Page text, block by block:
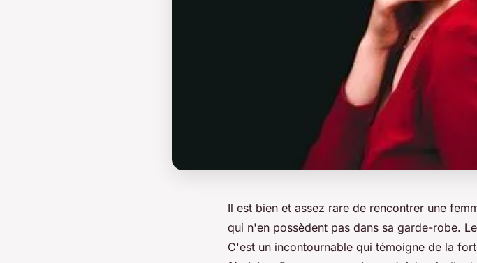
Il est bien et assez rare de rencontrer une
qui n'en possèdent pas dans sa garde-robe.
C'est un incontournable qui témoigne de la